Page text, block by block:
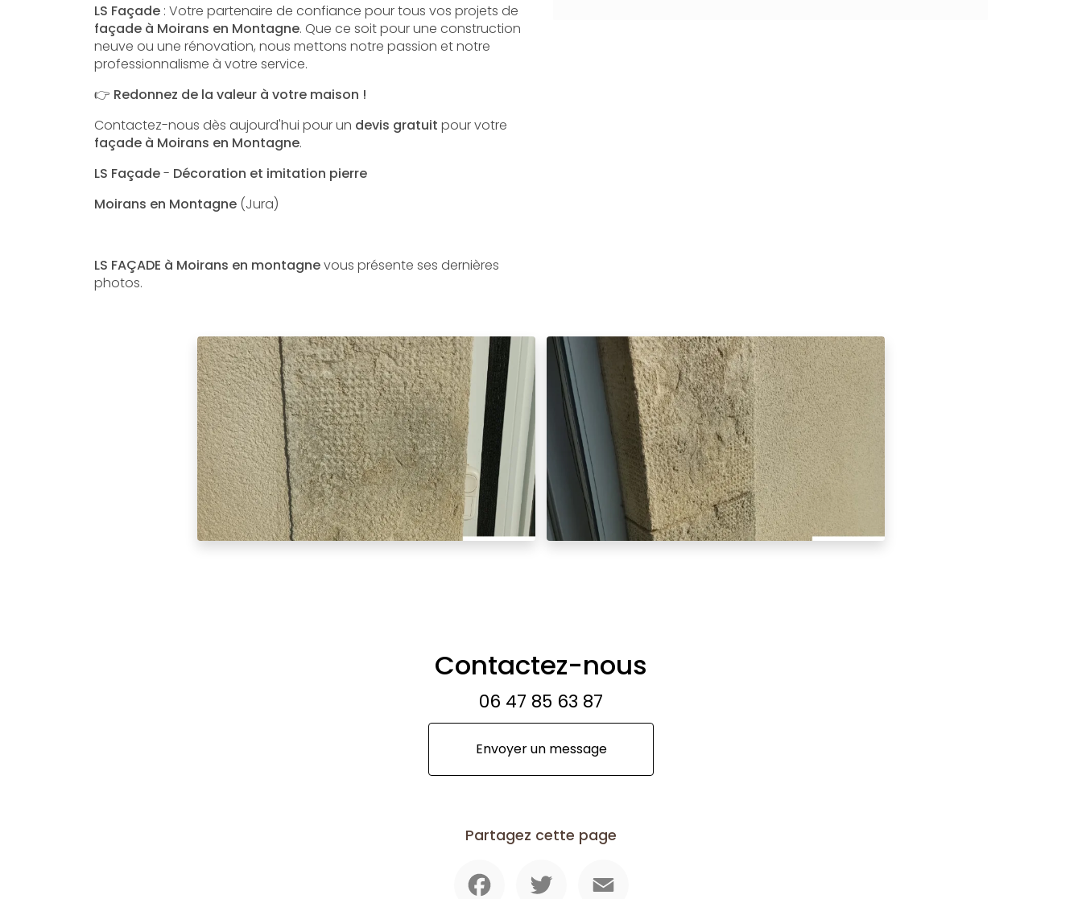
LS Façade : Votre partenaire de confiance pour tous vos projets de
façade à Moirans en Montagne. Que ce soit pour une construction
neuve ou une rénovation, nous mettons notre passion et notre
professionnalisme à votre service.
​👉 Redonnez de la valeur à votre maison !
Contactez-nous dès aujourd'hui pour un devis gratuit pour votre
façade à Moirans en Montagne.
LS Façade- Décoration et imitation pierre
Moirans en Montagne (Jura)
LS FAÇADE à Moirans en montagnevous présente ses dernières
photos.
Contactez-nous
06 47 85 63 87
Envoyer un message
Partagez cette page